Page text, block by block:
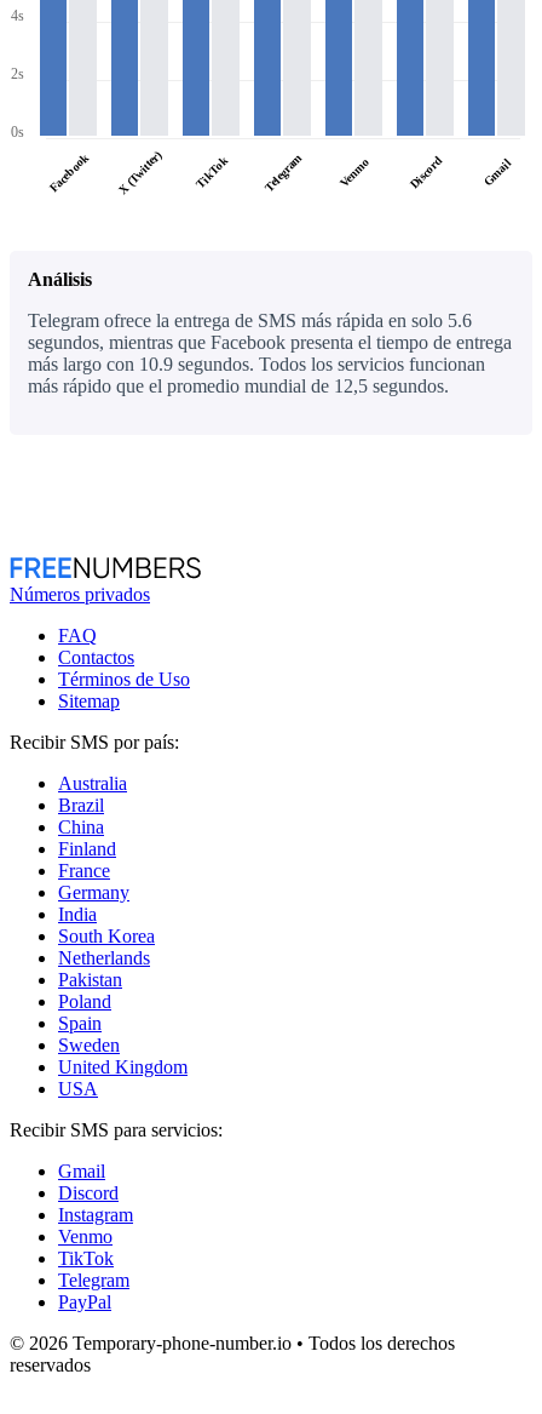
4s
2s
0s
Facebook X (Twitter) TikTok Telegram Venmo Discord Gmail
Análisis
Telegram ofrece la entrega de SMS más rápida en solo 5.6
segundos, mientras que Facebook presenta el tiempo de entrega
más largo con 10.9 segundos. Todos los servicios funcionan
más rápido que el promedio mundial de 12,5 segundos.
Números privados
FAQ
Contactos
Términos de Uso
Sitemap
Recibir SMS por país:
Australia
Brazil
China
Finland
France
Germany
India
South Korea
Netherlands
Pakistan
Poland
Spain
Sweden
United Kingdom
USA
Recibir SMS para servicios:
Gmail
Discord
Instagram
Venmo
TikTok
Telegram
PayPal
© 2026 Temporary-phone-number.io • Todos los derechos
reservados